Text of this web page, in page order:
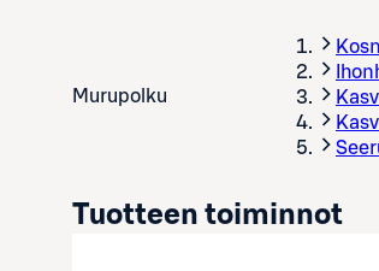
Murupolku
Tuotteen toiminnot